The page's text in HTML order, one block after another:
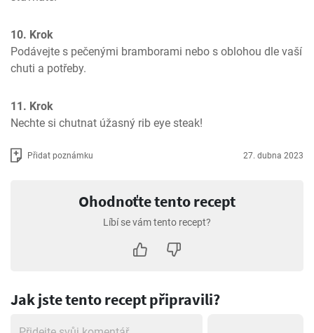
10. Krok
Podávejte s pečenými bramborami nebo s oblohou dle vaší
chuti a potřeby.
11. Krok
Nechte si chutnat úžasný rib eye steak!
Přidat poznámku 27. dubna 2023
Ohodnoťte tento recept
Líbí se vám tento recept?
Jak jste tento recept připravili?